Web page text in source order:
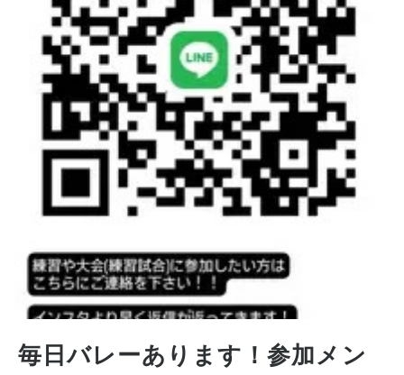
毎日バレーあります！参加メン